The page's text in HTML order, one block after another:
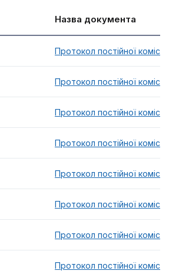
Назва документа
Протокол постійної комісії
Протокол постійної комісії
Протокол постійної комісії
Протокол постійної комісії
Протокол постійної комісії
Протокол постійної комісії
Протокол постійної комісії
Протокол постійної комісії